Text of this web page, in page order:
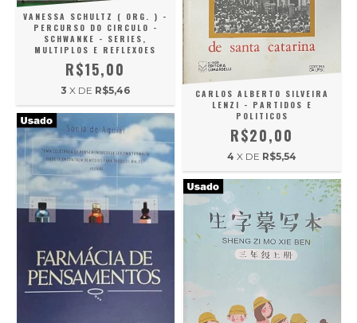
VANESSA SCHULTZ ( ORG. ) -
PERCURSO DO CIRCULO -
SCHWANKE - SERIES,
MULTIPLOS E REFLEXOES
R$15,00
3 X DE R$5,46
CARLOS ALBERTO SILVEIRA
LENZI - PARTIDOS E
POLITICOS
R$20,00
4 X DE R$5,54